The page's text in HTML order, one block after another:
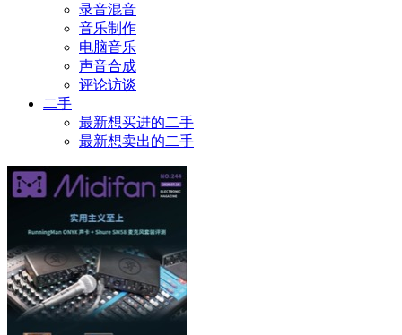
录音混音
音乐制作
电脑音乐
声音合成
评论访谈
二手
最新想买进的二手
最新想卖出的二手